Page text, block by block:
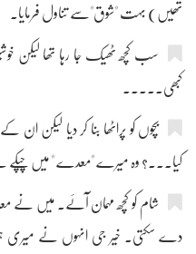
تھیں) بہت "شوق"سے تناول فرمایا۔
سب کچھ ٹھیک جا رہا تھا لیکن
کبھی۔۔۔۔۔
بچوں کو پراٹھا بنا کر دیا لیکن ان
کیا۔۔۔؟ وہ میرے "معدے " میں چپکے سے
شام کو کچھ مہمان آئے۔ میں نے
دے سکتی۔ خیر جی انہوں نے میری